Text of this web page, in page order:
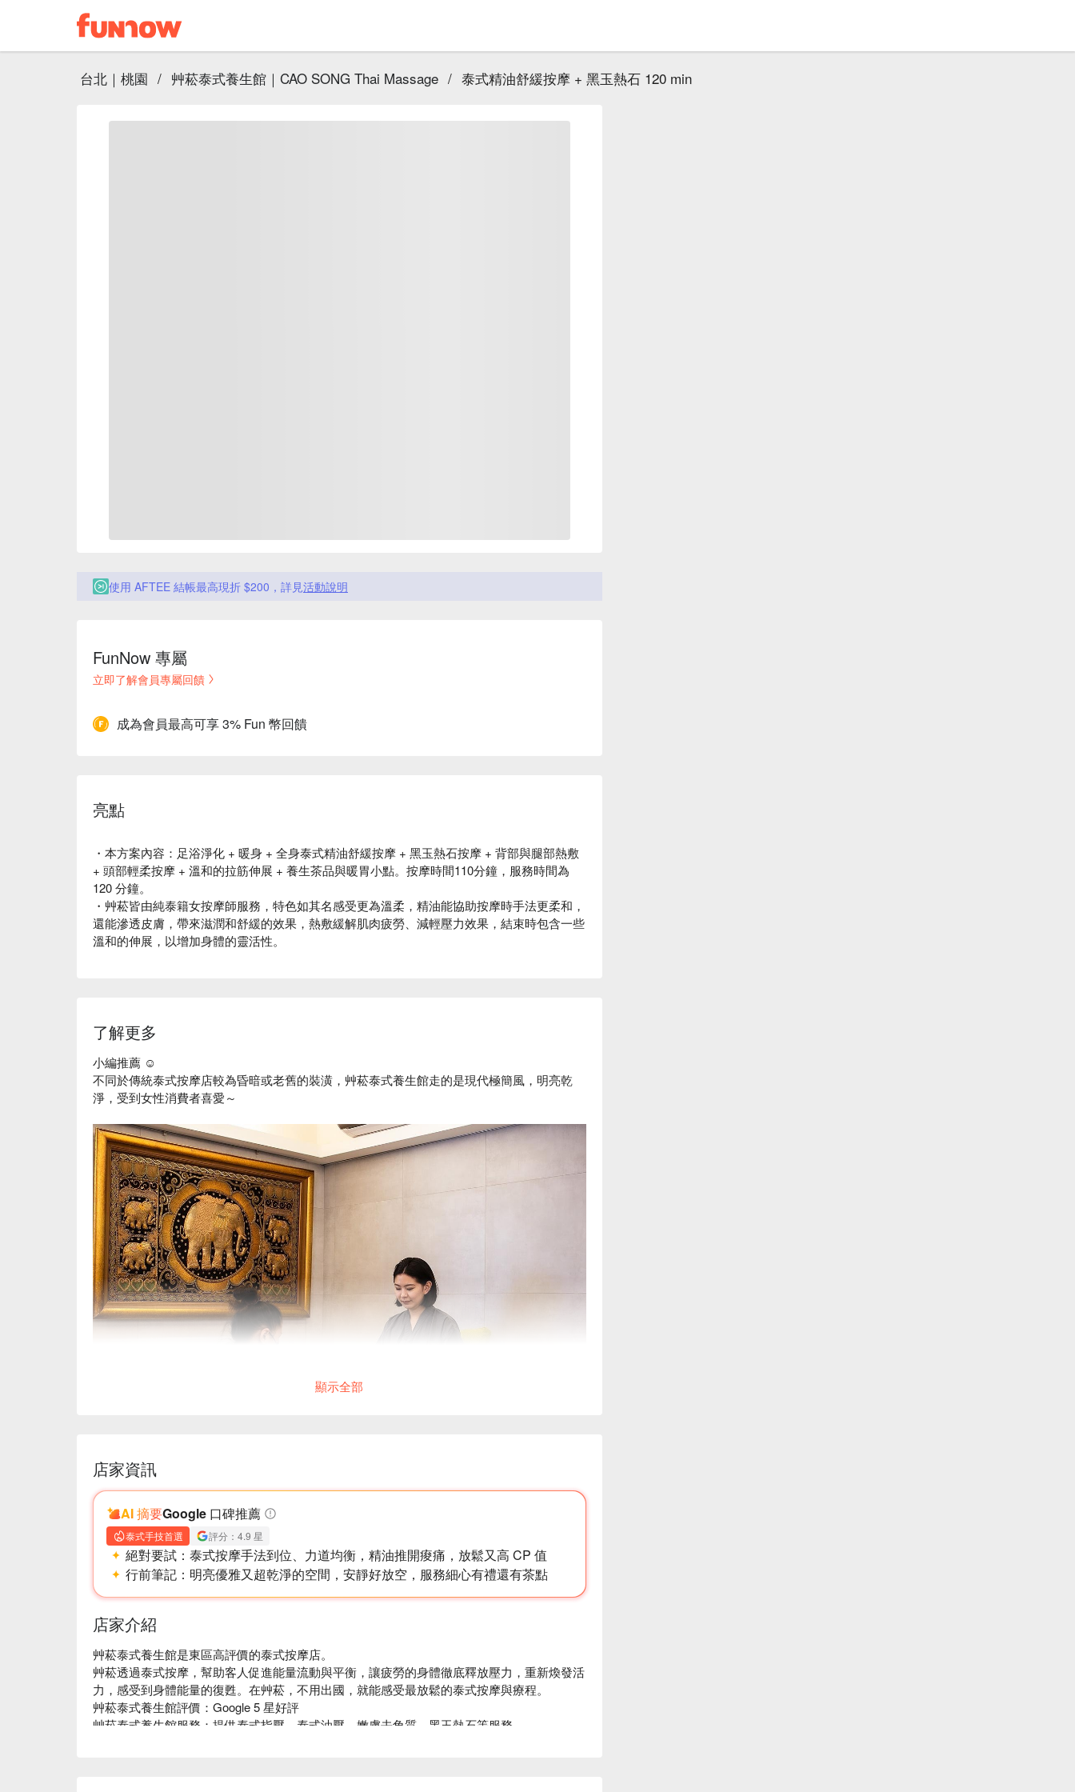
台北｜桃園 / 艸菘泰式養生館｜CAO SONG Thai Massage / 泰式精油舒緩按摩 + 黑玉熱石 120 min
使用 AFTEE 結帳最高現折 $200，詳見活動說明
FunNow 專屬
立即了解會員專屬回饋
成為會員最高可享 3% Fun 幣回饋
亮點
・本方案內容：足浴淨化 + 暖身 + 全身泰式精油舒緩按摩 + 黑玉熱石按摩 + 背部與腿部熱敷
+ 頭部輕柔按摩 + 溫和的拉筋伸展 + 養生茶品與暖胃小點。按摩時間110分鐘，服務時間為
120 分鐘。
・艸菘皆由純泰籍女按摩師服務，特色如其名感受更為溫柔，精油能協助按摩時手法更柔和，
還能滲透皮膚，帶來滋潤和舒緩的效果，熱敷緩解肌肉疲勞、減輕壓力效果，結束時包含一些
溫和的伸展，以增加身體的靈活性。
了解更多
小編推薦 ☺️
不同於傳統泰式按摩店較為昏暗或老舊的裝潢，艸菘泰式養生館走的是現代極簡風，明亮乾
淨，受到女性消費者喜愛～
泰式精油舒緩按摩 ｜效果與益處
減壓和放鬆：艸菘泰式精油舒緩按摩能有效地減輕壓力，促進身心放鬆，是排解疲憊、緩
解焦慮的理想選擇。
促進血液循環：透過按摩動作和精油的作用，幫助提升血液流動和淋巴循環，有助於排
顯示全部
店家資訊
AI 摘要Google 口碑推薦
泰式手技首選 評分：4.9 星
絕對要試： 泰式按摩手法到位、力道均衡，精油推開痠痛，放鬆又高 CP 值
行前筆記： 明亮優雅又超乾淨的空間，安靜好放空，服務細心有禮還有茶點
店家介紹
艸菘泰式養生館是東區高評價的泰式按摩店。
艸菘透過泰式按摩，幫助客人促進能量流動與平衡，讓疲勞的身體徹底釋放壓力，重新煥發活
力，感受到身體能量的復甦。在艸菘，不用出國，就能感受最放鬆的泰式按摩與療程。
艸菘泰式養生館評價：Google 5 星好評
艸菘泰式養生館服務：提供泰式指壓、泰式油壓、嫩膚去角質、黑玉熱石等服務